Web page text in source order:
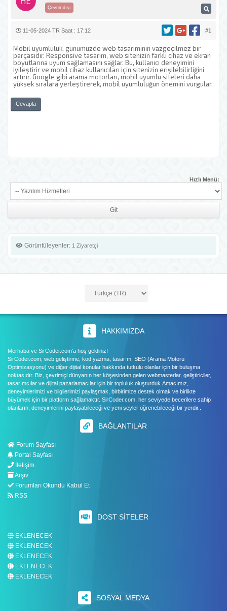
Çevrimdışı
#1
11-05-2024 TR Saat : 17:12
Mobil uyumluluk, günümüzde web tasarımının vazgeçilmez bir
parçasıdır. Responsive tasarım, web sitenizin farklı cihaz ve ekran
boyutlarına uyum sağlamasını sağlar. Bu, kullanıcı deneyimini
iyileştirir ve mobil cihaz kullanıcıları için sitenizin erişilebilirliğini
artırır. Google gibi arama motorları, mobil uyumlu siteleri daha
yüksek sıralara yerleştirerek, mobil uyumluluğun önemini vurgular.
Cevapla
Hızlı Menü:
Görüntüleyenler: 1 Ziyaretçi
HAKKIMIZDA
Merhaba ve SirCoder.com'a hoş geldiniz!
SirCoder.com, web geliştirme, kod yazma, tasarım, SEO (Arama Motoru
Optimizasyonu) ve diğer dijital konular hakkında tutkulu olanlar için bir buluşma
noktasıdır. Biz, çevrimiçi dünyanın her köşesinden gelen webmasterlar, geliştiriciler,
tasarımcılar ve dijital pazarlamacılar için bir topluluk oluşturduk.Amacımız,
deneyimlerimizi ve bilgilerimizi paylaşmak, birbirimize destek olmak ve birlikte
büyümek için bir platform sağlamaktır. SirCoder.com, her seviyede becerilere sahip
olanların, deneyimlerini paylaşabileceği ve yeni şeyler öğrenebileceği bir yerdir..
BAĞLANTILAR
Forum Sayfası
Portal Sayfası
İletişim
Arşiv
Forumları Okundu Kabul Et
RSS
DOST SITELER
EKLENECEK
EKLENECEK
EKLENECEK
EKLENECEK
EKLENECEK
SOSYAL MEDYA